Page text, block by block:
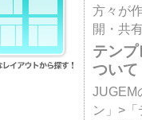
方々が
開・共
テン
ついて
JUGEM
ン」>